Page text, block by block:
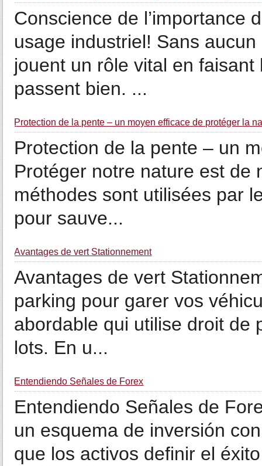
Conscience de l’importance
usage industriel! Sans
jouent un rôle vital en
passent bien. ...
Protection de la pente – un moyen efficace de protéger la
Protection de la pente – un
Protéger notre nature est de
méthodes sont utilisées par
pour sauve...
Avantages de vert Stationnement
Avantages de vert
parking pour garer vos
abordable qui utilise droit de
lots. En u...
Entendiendo Señales de Forex
Entendiendo Señales de
un esquema de inversión
que los activos definir el